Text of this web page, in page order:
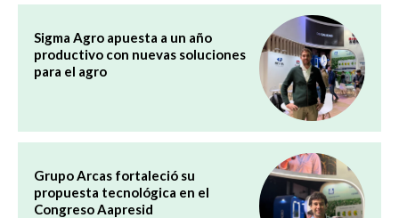
Sigma Agro apuesta a un año
productivo con nuevas soluciones
para el agro
Grupo Arcas fortaleció su
propuesta tecnológica en el
Congreso Aapresid